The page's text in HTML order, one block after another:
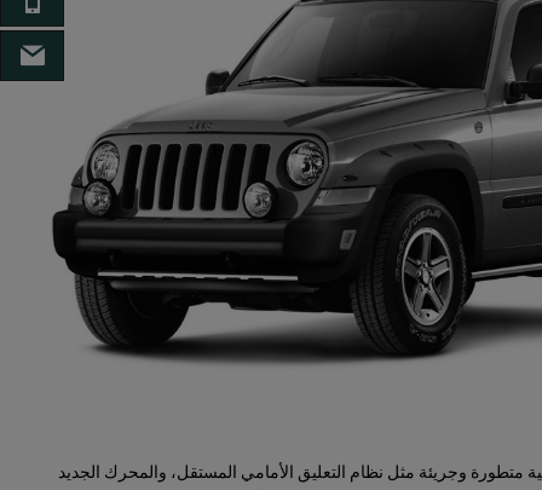
متطورة وجريئة مثل نظام التعليق الأمامي المستقل، والمحرك الجديد